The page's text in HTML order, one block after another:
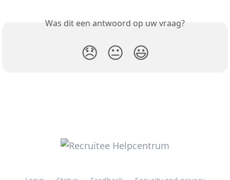
Was dit een antwoord op uw vraag?
😞 😐 😃